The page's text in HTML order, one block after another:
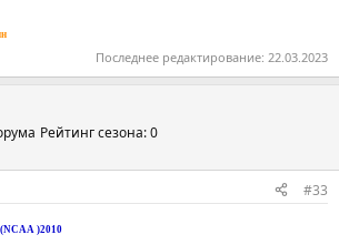
Последнее редактирование: 22.03.2023
Рейтинг сезона: 0
#33
(NCAA )2010